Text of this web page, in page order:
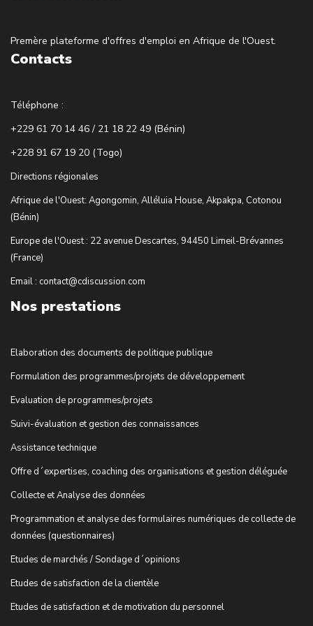
Premère plateforme d'offres d'emploi en Afrique de l'Ouest.
Contacts
Téléphone :
+229 61 70 14 46 / 21 18 22 49 (Bénin)
+228 91 67 19 20 (Togo)
Directions régionales
Afrique de l'Ouest: Agongomin, Alléluia House, Akpakpa, Cotonou
(Bénin)
Europe de l'Ouest : 22 avenue Descartes, 94450 Limeil-Brévannes
(France)
Email : contact@cdiscussion.com
Nos prestations
Elaboration des documents de politique publique
Formulation des programmes/projets de développement
Evaluation de programmes/projets
Suivi-évaluation et gestion des connaissances
Assistance technique
Offre d´expertises, coaching des organisations et gestion déléguée
Collecte et Analyse des données
Programmation et analyse des formulaires numériques de collecte de
données (questionnaires)
Etudes de marchés / Sondage d´opinions
Etudes de satisfaction de la clientèle
Etudes de satisfaction et de motivation du personnel